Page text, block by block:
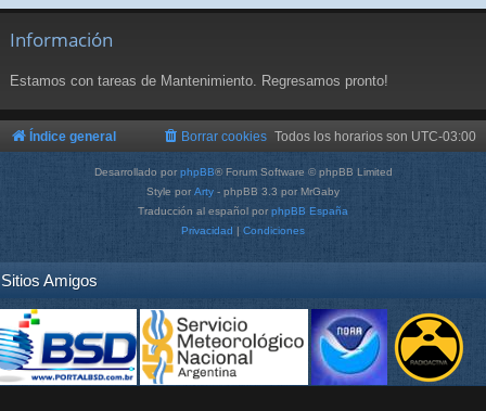
Información
Estamos con tareas de Mantenimiento. Regresamos pronto!
Índice general Todos los horarios son UTC-03:00
Borrar cookies
Desarrollado por phpBB® Forum Software © phpBB Limited
Style por Arty - phpBB 3.3 por MrGaby
Traducción al español por phpBB España
Privacidad | Condiciones
Sitios Amigos